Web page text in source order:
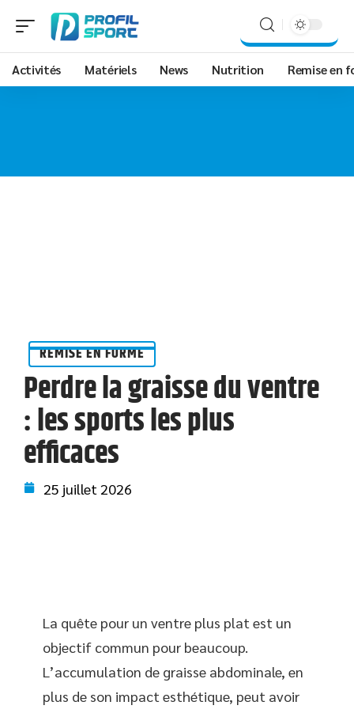
Activités Matériels News Nutrition Remise en
REMISE EN FORME
Perdre la graisse du ventre
: les sports les plus
efficaces
25 juillet 2026
La quête pour un ventre plus plat est un
objectif commun pour beaucoup.
L’accumulation de graisse abdominale, en
plus de son impact esthétique, peut avoir